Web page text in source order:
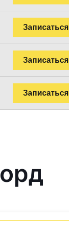
Записаться
Записаться
Записаться